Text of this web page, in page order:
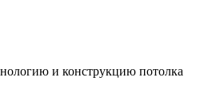
и конструкцию потолка